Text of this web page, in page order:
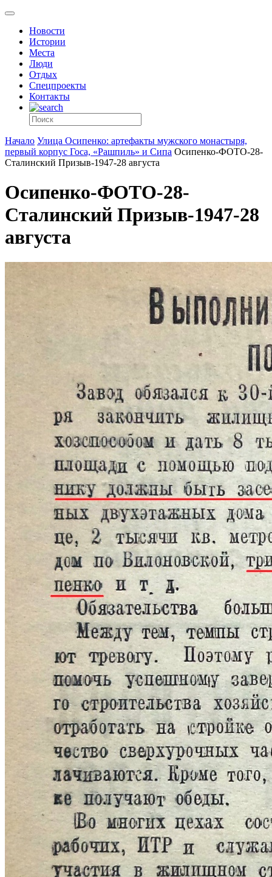
Новости
Истории
Места
Люди
Отдых
Спецпроекты
Контакты
Начало Улица Осипенко: артефакты мужского монастыря,
первый корпус Госа, «Рашпиль» и Сипа Осипенко-ФОТО-28-
Сталинский Призыв-1947-28 августа
Осипенко-ФОТО-28-
Сталинский Призыв-1947-28
августа